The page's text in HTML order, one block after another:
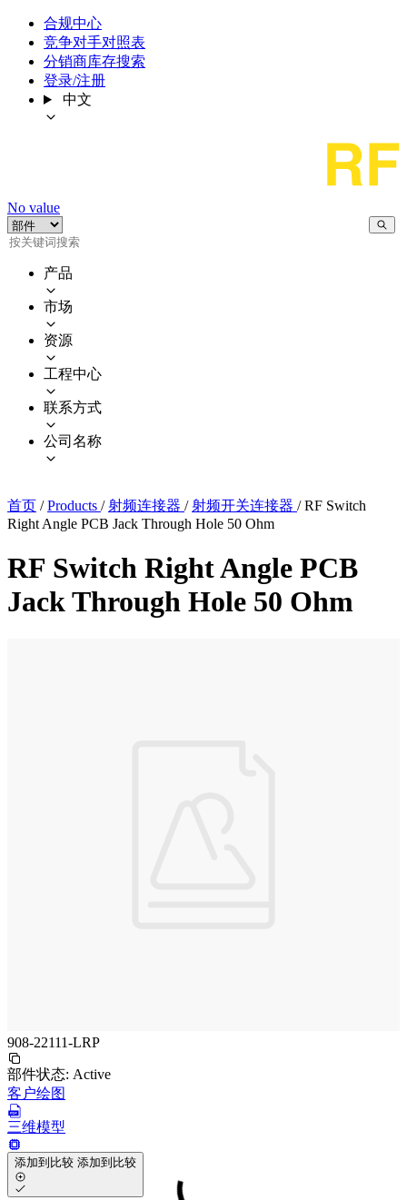
合规中心
竞争对手对照表
分销商库存搜索
登录/注册
中文
No value
产品
市场
资源
工程中心
联系方式
公司名称
首页 / Products / 射频连接器 / 射频开关连接器 / RF Switch
Right Angle PCB Jack Through Hole 50 Ohm
RF Switch Right Angle PCB
Jack Through Hole 50 Ohm
908-22111-LRP
部件状态: Active
客户绘图
三维模型
添加到比较 添加到比较